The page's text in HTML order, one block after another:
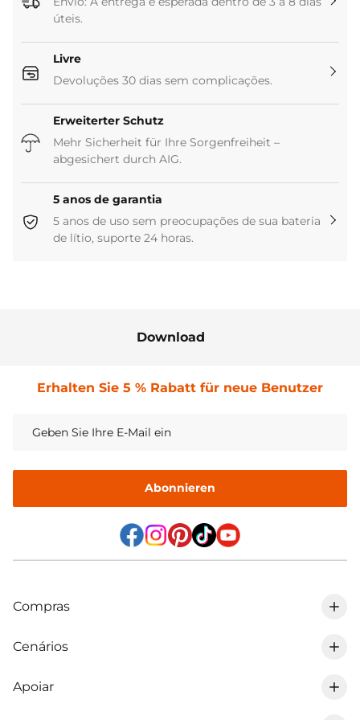
úteis.
Livre
Devoluções 30 dias sem complicações.
Erweiterter Schutz
Mehr Sicherheit für Ihre Sorgenfreiheit –
abgesichert durch AIG.
5 anos de garantia
5 anos de uso sem preocupações de sua bateria
de lítio, suporte 24 horas.
Download
Erhalten Sie 5 % Rabatt für neue Benutzer
Abonnieren
Compras
0% de IVA em DE
Bateria LiFePO4
Cenários
Bateria de lítio para trailer
Apoiar